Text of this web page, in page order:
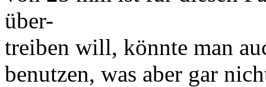
über-
treiben will, könnte man
benutzen, was aber gar